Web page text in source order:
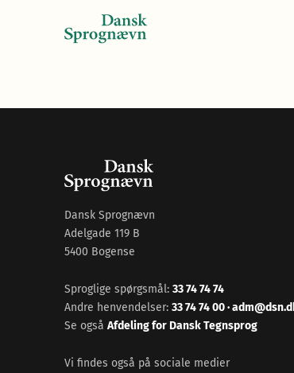
Dansk Sprognævn
Adelgade 119 B
5400 Bogense
Sproglige spørgsmål: 33 74 74 74
Andre henvendelser: 33 74 74 00·
Se også Afdeling for Dansk Tegnsprog
Vi findes også på sociale medier